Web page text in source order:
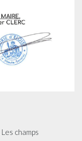
Les champs